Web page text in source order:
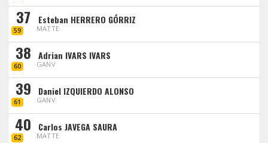
37
59
Esteban HERRERO GÓRRIZ
MATTE
38
60
Adrian IVARS IVARS
GANV
39
61
Daniel IZQUIERDO ALONSO
GANV
40
62
Carlos JAVEGA SAURA
MATTE